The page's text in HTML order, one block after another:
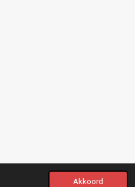
Akkoord